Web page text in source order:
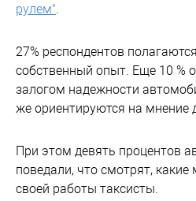
рулем".
27% респондентов
собственный опыт. Еще 10 %
залогом надежности
же ориентируются на мнение
При этом девять процентов
поведали, что смотрят,
своей работы таксисты.